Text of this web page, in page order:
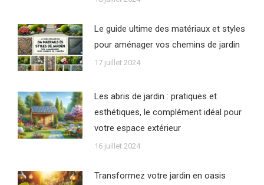
Le guide ultime des matériaux et styles
pour aménager vos chemins de jardin
17 juillet 2024
Les abris de jardin : pratiques et
esthétiques, le complément idéal pour
votre espace extérieur
16 juillet 2024
Transformez votre jardin en oasis